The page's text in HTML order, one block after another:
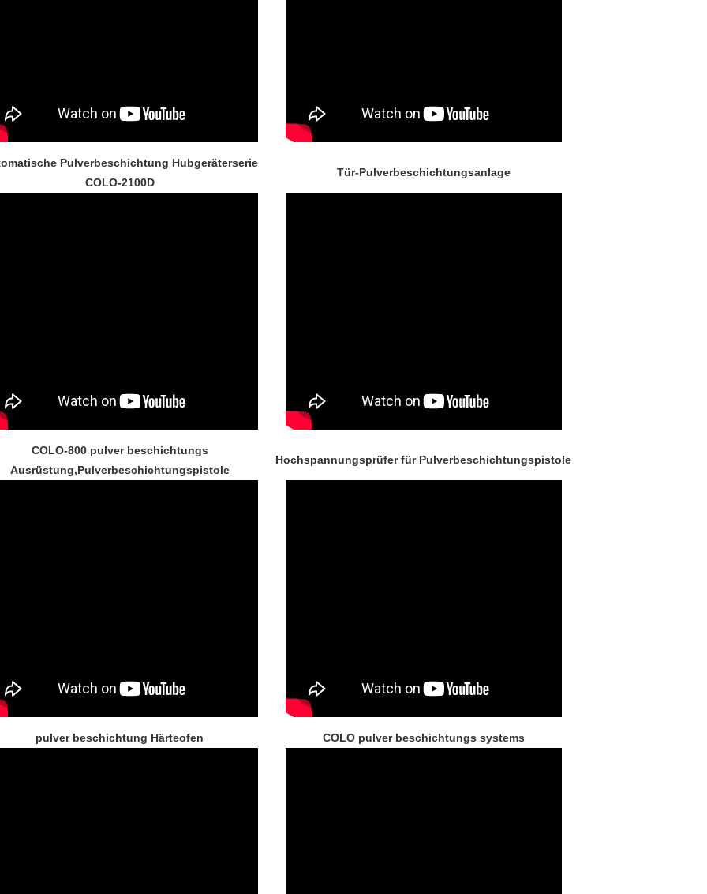
Pulverbeschichtung Hubgeräterserie
COLO-2100D
Tür-Pulverbeschichtungsanlage
COLO-800 pulver beschichtungs
Ausrüstung,Pulverbeschichtungspistole
Hochspannungsprüfer für Pulverbeschichtungspistole
pulver beschichtung Härteofen COLO pulver beschichtungs systems